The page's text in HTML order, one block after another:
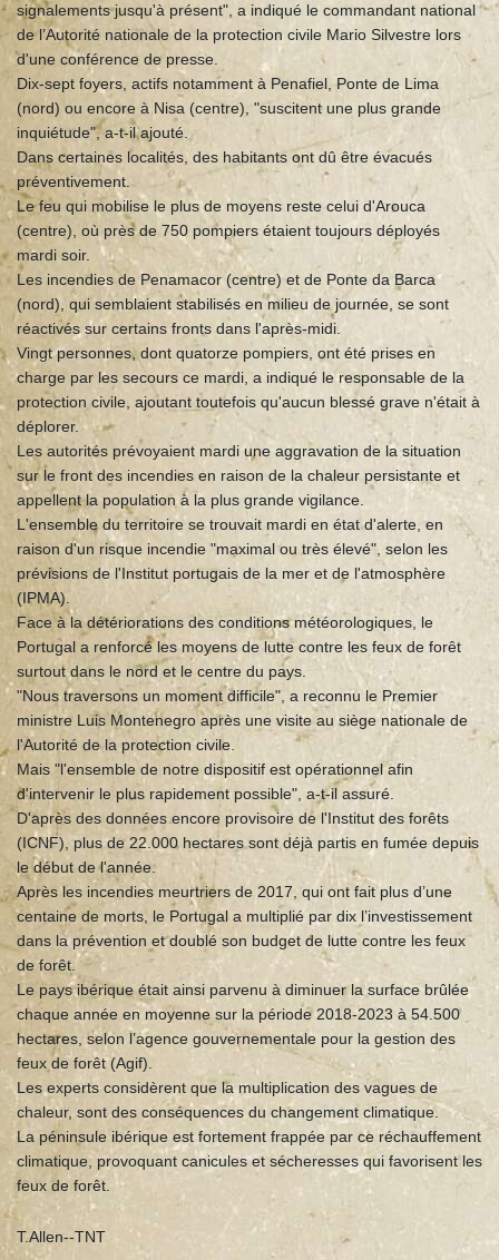
signalements jusqu'à présent", a indiqué le commandant national
de l’Autorité nationale de la protection civile Mario Silvestre lors
d'une conférence de presse.
Dix-sept foyers, actifs notamment à Penafiel, Ponte de Lima
(nord) ou encore à Nisa (centre), "suscitent une plus grande
inquiétude", a-t-il ajouté.
Dans certaines localités, des habitants ont dû être évacués
préventivement.
Le feu qui mobilise le plus de moyens reste celui d'Arouca
(centre), où près de 750 pompiers étaient toujours déployés
mardi soir.
Les incendies de Penamacor (centre) et de Ponte da Barca
(nord), qui semblaient stabilisés en milieu de journée, se sont
réactivés sur certains fronts dans l'après-midi.
Vingt personnes, dont quatorze pompiers, ont été prises en
charge par les secours ce mardi, a indiqué le responsable de la
protection civile, ajoutant toutefois qu'aucun blessé grave n'était à
déplorer.
Les autorités prévoyaient mardi une aggravation de la situation
sur le front des incendies en raison de la chaleur persistante et
appellent la population à la plus grande vigilance.
L'ensemble du territoire se trouvait mardi en état d'alerte, en
raison d'un risque incendie "maximal ou très élevé", selon les
prévisions de l'Institut portugais de la mer et de l'atmosphère
(IPMA).
Face à la détériorations des conditions météorologiques, le
Portugal a renforcé les moyens de lutte contre les feux de forêt
surtout dans le nord et le centre du pays.
"Nous traversons un moment difficile", a reconnu le Premier
ministre Luis Montenegro après une visite au siège nationale de
l'Autorité de la protection civile.
Mais "l'ensemble de notre dispositif est opérationnel afin
d'intervenir le plus rapidement possible", a-t-il assuré.
D'après des données encore provisoire de l'Institut des forêts
(ICNF), plus de 22.000 hectares sont déjà partis en fumée depuis
le début de l'année.
Après les incendies meurtriers de 2017, qui ont fait plus d’une
centaine de morts, le Portugal a multiplié par dix l’investissement
dans la prévention et doublé son budget de lutte contre les feux
de forêt.
Le pays ibérique était ainsi parvenu à diminuer la surface brûlée
chaque année en moyenne sur la période 2018-2023 à 54.500
hectares, selon l’agence gouvernementale pour la gestion des
feux de forêt (Agif).
Les experts considèrent que la multiplication des vagues de
chaleur, sont des conséquences du changement climatique.
La péninsule ibérique est fortement frappée par ce réchauffement
climatique, provoquant canicules et sécheresses qui favorisent les
feux de forêt.
T.Allen--TNT